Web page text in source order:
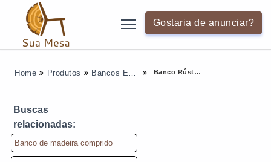
Gostaria de anunciar?
Home Produtos Bancos Em Geral - Categoria Banco Rústico De Peroba Em Sp
Buscas
relacionadas:
Banco de madeira comprido